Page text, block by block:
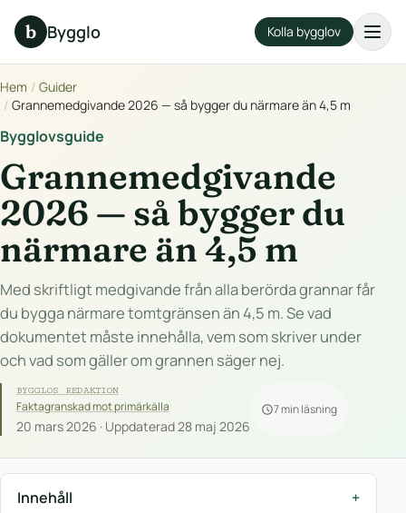
b Bygglo Kolla bygglov
Hem / Guider
/ Grannemedgivande 2026 — så bygger du närmare än 4,5 m
Bygglovsguide
Grannemedgivande
2026 — så bygger du
närmare än 4,5 m
Med skriftligt medgivande från alla berörda grannar får
du bygga närmare tomtgränsen än 4,5 m. Se vad
dokumentet måste innehålla, vem som skriver under
och vad som gäller om grannen säger nej.
BYGGLOS REDAKTION
Faktagranskad mot primärkälla
20 mars 2026 · Uppdaterad 28 maj 2026
7 min läsning
Innehåll